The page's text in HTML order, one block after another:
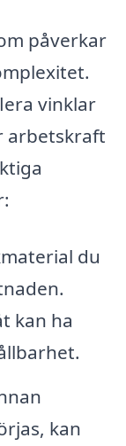
påverkar
vinklar
arbetskraft
du
kan ha
kan